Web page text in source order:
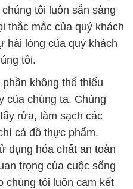
tôi luôn sẵn sàng
thắc mắc của quý khách
hài lòng của quý khách
tôi.
không thể thiếu
của chúng ta. Chúng
rửa, làm sạch các
cả đồ thực phẩm.
dụng hóa chất an toàn
trọng của cuộc sống
chúng tôi luôn cam kết